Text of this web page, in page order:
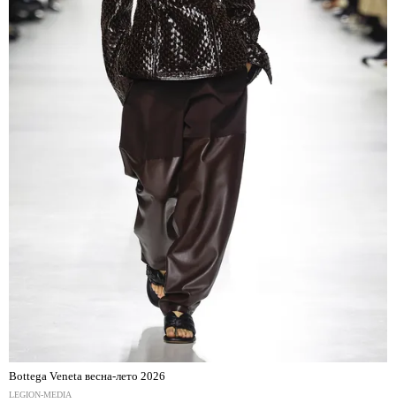
Bottega Veneta весна-лето 2026
LEGION-MEDIA